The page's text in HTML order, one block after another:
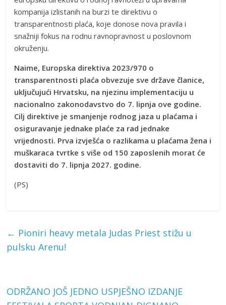
kompanija izlistanih na burzi te direktivu o
transparentnosti plaća, koje donose nova pravila i
snažniji fokus na rodnu ravnopravnost u poslovnom
okruženju.
Naime, Europska direktiva 2023/970 o
transparentnosti plaća obvezuje sve države članice,
uključujući Hrvatsku, na njezinu implementaciju u
nacionalno zakonodavstvo do 7. lipnja ove godine.
Cilj direktive je smanjenje rodnog jaza u plaćama i
osiguravanje jednake plaće za rad jednake
vrijednosti. Prva izvješća o razlikama u plaćama žena i
muškaraca tvrtke s više od 150 zaposlenih morat će
dostaviti do 7. lipnja 2027. godine.
(PS)
← Pioniri heavy metala Judas Priest stižu u
pulsku Arenu!
ODRŽANO JOŠ JEDNO USPJEŠNO IZDANJE